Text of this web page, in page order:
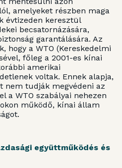
amelyeket részben maga
évtizeden keresztül
becsatornázására,
garantálására. Az
hogy a WTO (Kereskedelmi
főleg a 2001-es kínai
amerikai
voltak. Ennek alapja,
nem tudják megvédeni az
a WTO szabályai nehezen
működő, kínai állam
együttműködés és